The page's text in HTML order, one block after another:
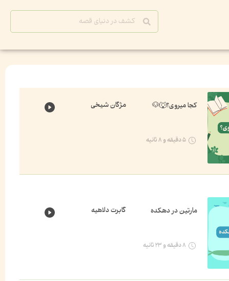
کجا میروی؟🐺🐶 مژگان شیخی
۵ دقیقه و ۸ ثانیه
مارتین در دهکده گابرت دلاهیه
۸ دقیقه و ۲۳ ثانیه